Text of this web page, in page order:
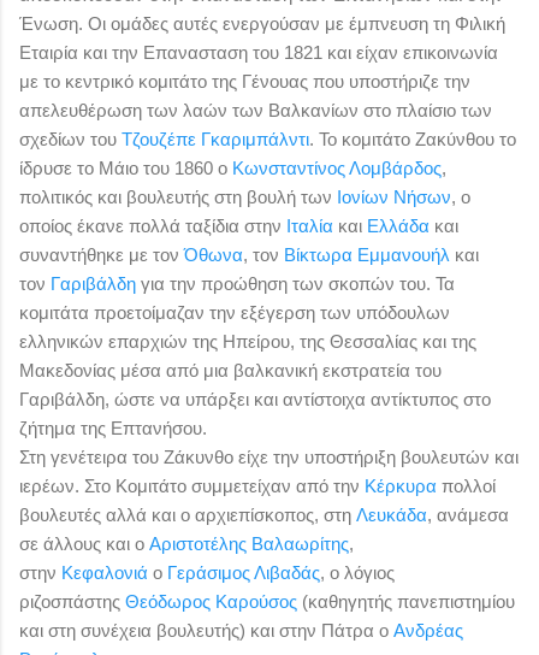
Ένωση. Οι ομάδες αυτές ενεργούσαν με έμπνευση τη Φιλική
Εταιρία και την Επανασταση του 1821 και είχαν επικοινωνία
με το κεντρικό κομιτάτο της Γένουας που υποστήριζε την
απελευθέρωση των λαών των Βαλκανίων στο πλαίσιο των
σχεδίων του Τζουζέπε Γκαριμπάλντι. Το κομιτάτο Ζακύνθου το
ίδρυσε το Μάιο του 1860 ο Κωνσταντίνος Λομβάρδος,
πολιτικός και βουλευτής στη βουλή των Ιονίων Νήσων, ο
οποίος έκανε πολλά ταξίδια στην Ιταλία και Ελλάδα και
συναντήθηκε με τονΌθωνα, τον Βίκτωρα Εμμανουήλ και
τον Γαριβάλδη για την προώθηση των σκοπών του. Τα
κομιτάτα προετοίμαζαν την εξέγερση των υπόδουλων
ελληνικών επαρχιών της Ηπείρου, της Θεσσαλίας και της
Μακεδονίας μέσα από μια βαλκανική εκστρατεία του
Γαριβάλδη, ώστε να υπάρξει και αντίστοιχα αντίκτυπος στο
ζήτημα της Επτανήσου.
Στη γενέτειρα του Ζάκυνθο είχε την υποστήριξη βουλευτών και
ιερέων. Στο Κομιτάτο συμμετείχαν από την Κέρκυρα πολλοί
βουλευτές αλλά και ο αρχιεπίσκοπος, στη Λευκάδα, ανάμεσα
σε άλλους και ο Αριστοτέλης Βαλαωρίτης,
στην Κεφαλονιά ο Γεράσιμος Λιβαδάς, ο λόγιος
ριζοσπάστης Θεόδωρος Καρούσος (καθηγητής πανεπιστημίου
και στη συνέχεια βουλευτής) και στην Πάτρα ο Ανδρέας